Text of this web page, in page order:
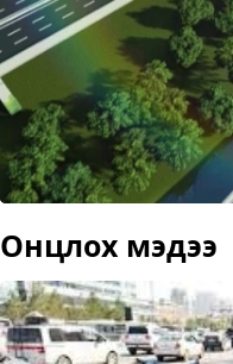
Онцлох мэдээ